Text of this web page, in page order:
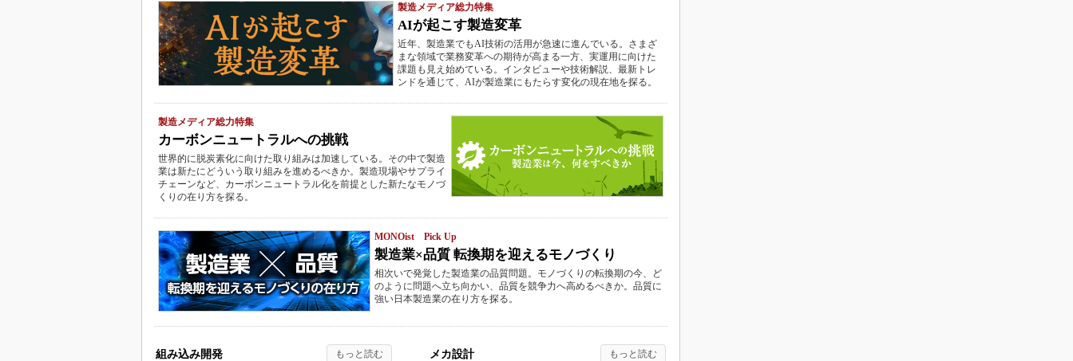
製造メディア総力特集
AIが起こす製造変革
近年、製造業でもAI技術の活用が急速に進んでいる。さまざ
まな領域で業務変革への期待が高まる一方、実運用に向けた
課題も見え始めている。インタビューや技術解説、最新トレ
ンドを通じて、AIが製造業にもたらす変化の現在地を探る。
製造メディア総力特集
カーボンニュートラルへの挑戦
世界的に脱炭素化に向けた取り組みは加速している。その中で製造
業は新たにどういう取り組みを進めるべきか。製造現場やサプライ
チェーンなど、カーボンニュートラル化を前提とした新たなモノづ
くりの在り方を探る。
MONOist Pick Up
製造業×品質 転換期を迎えるモノづくり
相次いで発覚した製造業の品質問題。モノづくりの転換期の今、ど
のように問題へ立ち向かい、品質を競争力へ高めるべきか。品質に
強い日本製造業の在り方を探る。
組み込み開発 メカ設計